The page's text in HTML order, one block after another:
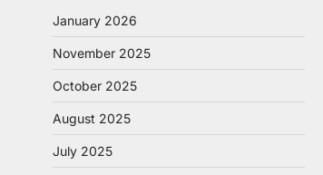
January 2026
November 2025
October 2025
August 2025
July 2025